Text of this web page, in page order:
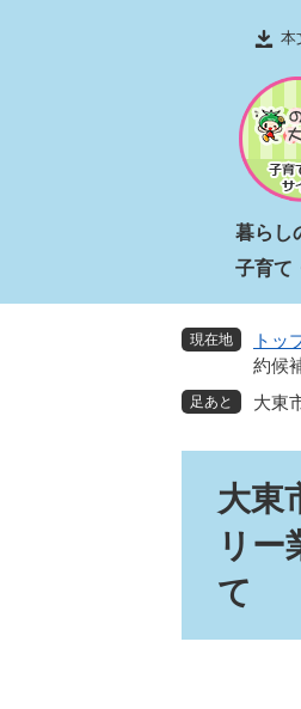
文
本
暮らし
子育て
現在地 トッ
約候
大東
大東
リー
て